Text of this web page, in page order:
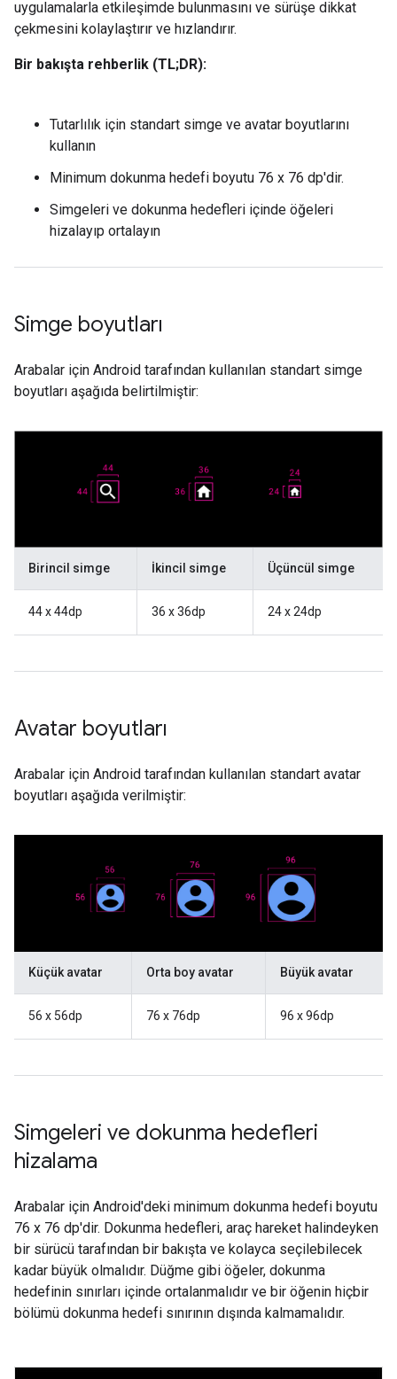
uygulamalarla etkileşimde bulunmasını ve sürüşe dikkat
çekmesini kolaylaştırır ve hızlandırır.
Bir bakışta rehberlik (TL;DR):
Tutarlılık için standart simge ve avatar boyutlarını
kullanın
Minimum dokunma hedefi boyutu 76 x 76 dp'dir.
Simgeleri ve dokunma hedefleri içinde öğeleri
hizalayıp ortalayın
Simge boyutları
Arabalar için Android tarafından kullanılan standart simge
boyutları aşağıda belirtilmiştir:
Birincil simge İkincil simge Üçüncül simge
44 x 44dp 36 x 36dp 24 x 24dp
Avatar boyutları
Arabalar için Android tarafından kullanılan standart avatar
boyutları aşağıda verilmiştir:
Küçük avatar Orta boy avatar Büyük avatar
56 x 56dp 76 x 76dp 96 x 96dp
Simgeleri ve dokunma hedefleri
hizalama
Arabalar için Android'deki minimum dokunma hedefi boyutu
76 x 76 dp'dir. Dokunma hedefleri, araç hareket halindeyken
bir sürücü tarafından bir bakışta ve kolayca seçilebilecek
kadar büyük olmalıdır. Düğme gibi öğeler, dokunma
hedefinin sınırları içinde ortalanmalıdır ve bir öğenin hiçbir
bölümü dokunma hedefi sınırının dışında kalmamalıdır.